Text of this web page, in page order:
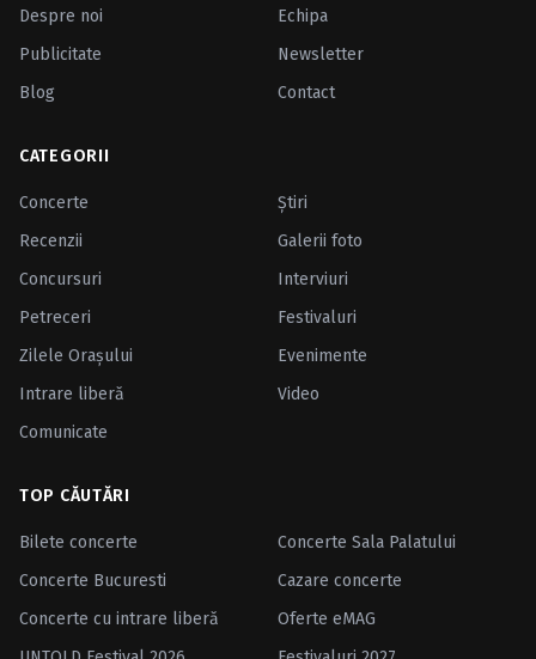
Despre noi
Echipa
Publicitate
Newsletter
Blog
Contact
CATEGORII
Concerte
Ştiri
Recenzii
Galerii foto
Concursuri
Interviuri
Petreceri
Festivaluri
Zilele Oraşului
Evenimente
Intrare liberă
Video
Comunicate
TOP CĂUTĂRI
Bilete concerte
Concerte Sala Palatului
Concerte Bucuresti
Cazare concerte
Concerte cu intrare liberă
Oferte eMAG